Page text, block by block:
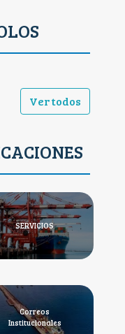
Ver todos
SERVICIOS
Correos
Institucionales